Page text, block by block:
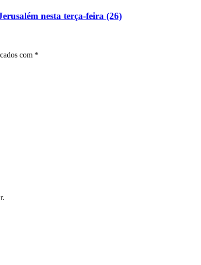
nesta terça-feira (26)
com *